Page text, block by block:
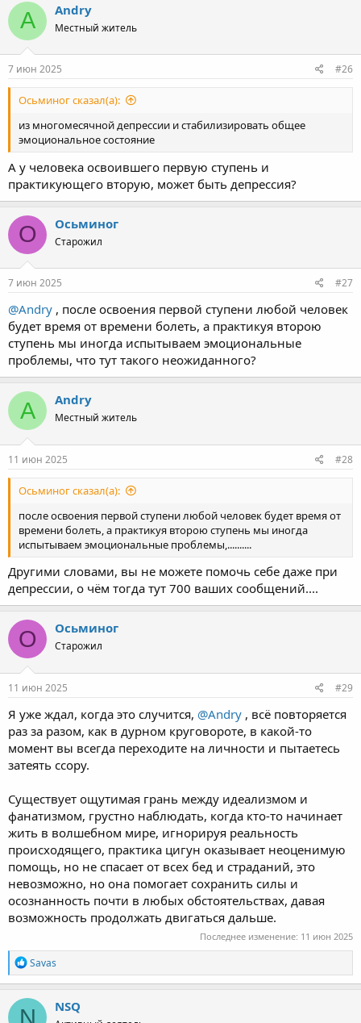
A Andry
Местный житель
7 июн 2025 #26
Осьминог сказал(а):
из многомесячной депрессии и стабилизировать общее
эмоциональное состояние
А у человека освоившего первую ступень и
практикующего вторую, может быть депрессия?
О Осьминог
Старожил
7 июн 2025 #27
@Andry , после освоения первой ступени любой человек
будет время от времени болеть, а практикуя второю
ступень мы иногда испытываем эмоциональные
проблемы, что тут такого неожиданного?
A Andry
Местный житель
11 июн 2025 #28
Осьминог сказал(а):
после освоения первой ступени любой человек будет время от
времени болеть, а практикуя второю ступень мы иногда
испытываем эмоциональные проблемы,..........
Другими словами, вы не можете помочь себе даже при
депрессии, о чём тогда тут 700 ваших сообщений....
О Осьминог
Старожил
11 июн 2025 #29
Я уже ждал, когда это случится, @Andry , всё повторяется
раз за разом, как в дурном круговороте, в какой-то
момент вы всегда переходите на личности и пытаетесь
затеять ссору.
Существует ощутимая грань между идеализмом и
фанатизмом, грустно наблюдать, когда кто-то начинает
жить в волшебном мире, игнорируя реальность
происходящего, практика цигун оказывает неоценимую
помощь, но не спасает от всех бед и страданий, это
невозможно, но она помогает сохранить силы и
осознанность почти в любых обстоятельствах, давая
возможность продолжать двигаться дальше.
Последнее изменение: 11 июн 2025
R
e
a
c
Savas
N NSQ